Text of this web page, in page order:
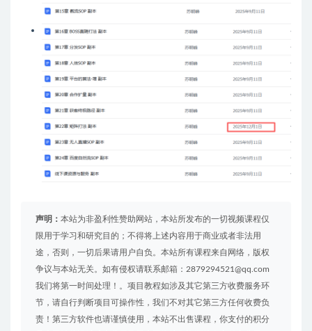
声明： 本站为非盈利性赞助网站，本站所发布的一切视频课程仅
限用于学习和研究目的；不得将上述内容用于商业或者非法用
途，否则，一切后果请用户自负。本站所有课程来自网络，版权
争议与本站无关。如有侵权请联系邮箱：2879294521@qq.com
我们将第一时间处理！。项目教程如涉及其它第三方收费服务环
节，请自行判断项目可操作性，我们不对其它第三方任何收费负
责！第三方软件也请谨慎使用，本站不出售课程，你支付的积分